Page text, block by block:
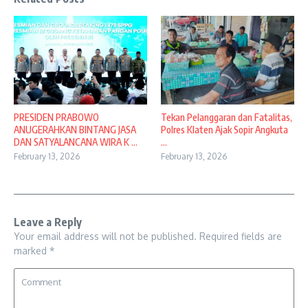
PRESIDEN PRABOWO
ANUGERAHKAN BINTANG JASA
DAN SATYALANCANA WIRA K ...
February 13, 2026
Tekan Pelanggaran dan Fatalitas,
Polres Klaten Ajak Sopir Angkuta
...
February 13, 2026
Leave a Reply
Your email address will not be published. Required fields are
marked *